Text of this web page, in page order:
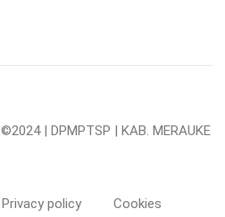
©2024 | DPMPTSP | KAB. MERAUKE
Privacy policy Cookies